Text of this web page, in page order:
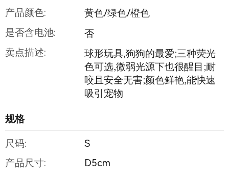
产品颜色:
黄色/绿色/橙色
是否含电池:
否
卖点描述:
球形玩具,狗狗的最爱;三种荧光
色可选,微弱光源下也很醒目;耐
咬且安全无害;颜色鲜艳,能快速
吸引宠物
规格
尺码:
S
产品尺寸:
D5cm